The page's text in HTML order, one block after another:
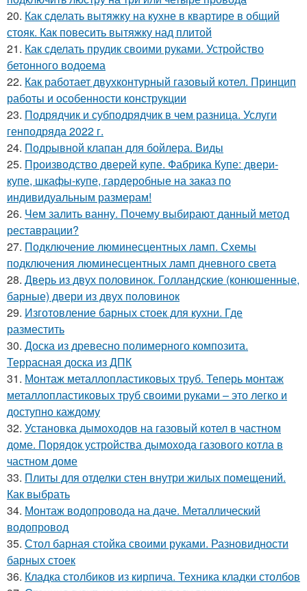
20. Как сделать вытяжку на кухне в квартире в общий
стояк. Как повесить вытяжку над плитой
21. Как сделать прудик своими руками. Устройство
бетонного водоема
22. Как работает двухконтурный газовый котел. Принцип
работы и особенности конструкции
23. Подрядчик и субподрядчик в чем разница. Услуги
генподряда 2022 г.
24. Подрывной клапан для бойлера. Виды
25. Производство дверей купе. Фабрика Купе: двери-
купе, шкафы-купе, гардеробные на заказ по
индивидуальным размерам!
26. Чем залить ванну. Почему выбирают данный метод
реставрации?
27. Подключение люминесцентных ламп. Схемы
подключения люминесцентных ламп дневного света
28. Дверь из двух половинок. Голландские (конюшенные,
барные) двери из двух половинок
29. Изготовление барных стоек для кухни. Где
разместить
30. Доска из древесно полимерного композита.
Террасная доска из ДПК
31. Монтаж металлопластиковых труб. Теперь монтаж
металлопластиковых труб своими руками – это легко и
доступно каждому
32. Установка дымоходов на газовый котел в частном
доме. Порядок устройства дымохода газового котла в
частном доме
33. Плиты для отделки стен внутри жилых помещений.
Как выбрать
34. Монтаж водопровода на даче. Металлический
водопровод
35. Стол барная стойка своими руками. Разновидности
барных стоек
36. Кладка столбиков из кирпича. Техника кладки столбов